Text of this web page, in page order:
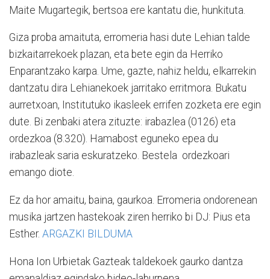
Maite Mugartegik, bertsoa ere kantatu die, hunkituta.
Giza proba amaituta, erromeria hasi dute Lehian talde
bizkaitarrekoek plazan, eta bete egin da Herriko
Enparantzako karpa. Ume, gazte, nahiz heldu, elkarrekin
dantzatu dira Lehianekoek jarritako erritmora. Bukatu
aurretxoan, Institutuko ikasleek errifen zozketa ere egin
dute. Bi zenbaki atera zituzte: irabazlea (0126) eta
ordezkoa (8.320). Hamabost eguneko epea du
irabazleak saria eskuratzeko. Bestela ordezkoari
emango diote.
Ez da hor amaitu, baina, gaurkoa. Erromeria ondorenean
musika jartzen hastekoak ziren herriko bi DJ: Pius eta
Esther. ARGAZKI BILDUMA
Hona Ion Urbietak Gazteak taldekoek gaurko dantza